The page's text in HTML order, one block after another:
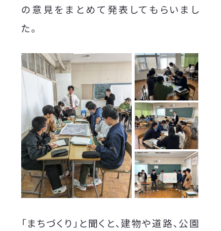
の意見をまとめて発表してもらいまし
た。
「まちづくり」と聞くと、建物や道路、公園